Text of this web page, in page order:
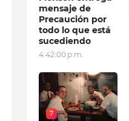
mensaje de
Precaución por
todo lo que está
sucediendo
4:42:00 p.m.
7